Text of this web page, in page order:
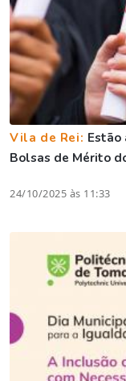
Vila de Rei: Estão
Bolsas de Mérito
24/10/2025 às 11:33